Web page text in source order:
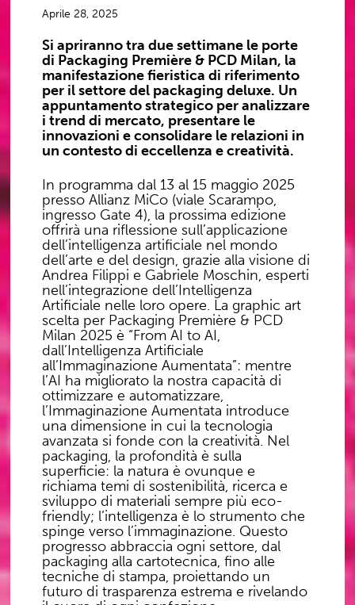
Aprile 28, 2025
Si apriranno tra due settimane le porte
di Packaging Première & PCD Milan, la
manifestazione fieristica di riferimento
per il settore del packaging deluxe. Un
appuntamento strategico per analizzare
i trend di mercato, presentare le
innovazioni e consolidare le relazioni in
un contesto di eccellenza e creatività.
In programma dal 13 al 15 maggio 2025
presso Allianz MiCo (viale Scarampo,
ingresso Gate 4), la prossima edizione
offrirà una riflessione sull’applicazione
dell’intelligenza artificiale nel mondo
dell’arte e del design, grazie alla visione di
Andrea Filippi e Gabriele Moschin, esperti
nell’integrazione dell’Intelligenza
Artificiale nelle loro opere. La graphic art
scelta per Packaging Première & PCD
Milan 2025 è “From AI to AI,
dall’Intelligenza Artificiale
all’Immaginazione Aumentata”: mentre
l’AI ha migliorato la nostra capacità di
ottimizzare e automatizzare,
l’Immaginazione Aumentata introduce
una dimensione in cui la tecnologia
avanzata si fonde con la creatività. Nel
packaging, la profondità è sulla
superficie: la natura è ovunque e
richiama temi di sostenibilità, ricerca e
sviluppo di materiali sempre più eco-
friendly; l’intelligenza è lo strumento che
spinge verso l’immaginazione. Questo
progresso abbraccia ogni settore, dal
packaging alla cartotecnica, fino alle
tecniche di stampa, proiettando un
futuro di trasparenza estrema e rivelando